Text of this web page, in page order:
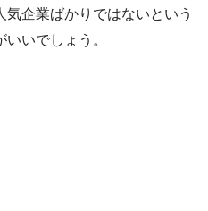
企業ばかりではないという
いでしょう。